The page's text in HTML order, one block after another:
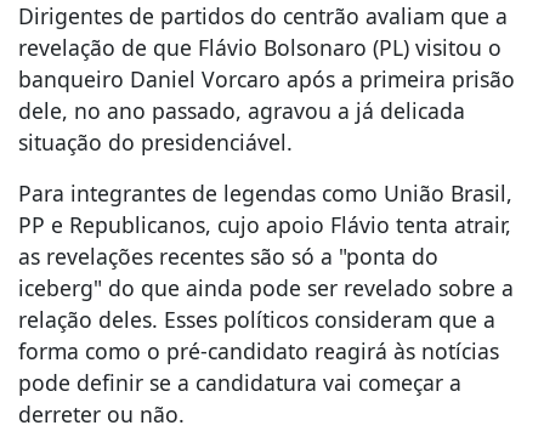
Dirigentes de partidos do centrão avaliam que a
revelação de que Flávio Bolsonaro (PL) visitou o
banqueiro Daniel Vorcaro após a primeira prisão
dele, no ano passado, agravou a já delicada
situação do presidenciável.
Para integrantes de legendas como União Brasil,
PP e Republicanos, cujo apoio Flávio tenta atrair,
as revelações recentes são só a "ponta do
iceberg" do que ainda pode ser revelado sobre a
relação deles. Esses políticos consideram que a
forma como o pré-candidato reagirá às notícias
pode definir se a candidatura vai começar a
derreter ou não.